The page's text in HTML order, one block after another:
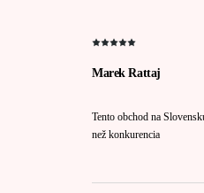
Marek Rattaj
Tento obchod na
než konkurencia